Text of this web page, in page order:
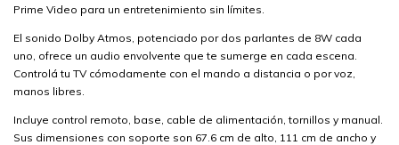
Prime Video para un entretenimiento sin límites.
El sonido Dolby Atmos, potenciado por dos parlantes de 8W cada
uno, ofrece un audio envolvente que te sumerge en cada escena.
Controlá tu TV cómodamente con el mando a distancia o por voz,
manos libres.
Incluye control remoto, base, cable de alimentación, tornillos y manual.
Sus dimensiones con soporte son 67.6 cm de alto, 111 cm de ancho y